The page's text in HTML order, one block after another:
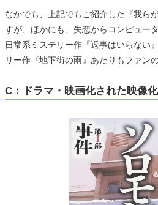
なかでも、上記でもご紹介した『我ら
すが、ほかにも、失恋からコンピュー
日常系ミステリー作『返事はいらない
リー作『地下街の雨』あたりもファン
C：ドラマ・映画化された映像